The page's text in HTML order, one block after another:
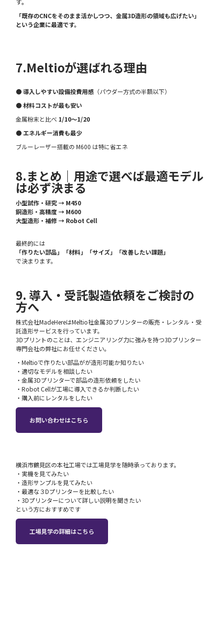
「既存のCNCをそのまま活かしつつ、金属3D造形の領域も広げたい」
という企業に最適です。
7.Meltioが選ばれる理由
● 導入しやすい設備投費用感 （パウダー方式の半額以下）
●材料コストが最も安い
金属粉末と比べ 1/10〜1/20
● エネルギー消費も最少
ブルーレーザー搭載の M600 は特に省エネ
8.まとめ｜用途で選べば最適モデル
は必ず決まる
小型試作・研究 → M450
銅造形・高精度 → M600
大型造形・補修 → Robot Cell
最終的には
「作りたい部品」「材料」「サイズ」「改善したい課題」
で決まります。
9. 導入・受託製造依頼をご検討の
方へ
株式会社MadeHereはMeltio社金属3Dプリンターの販売・レンタル・受
託造形サービスを行っています。
3Dプリントのことは、エンジニアリング力に強みを持つ3Dプリンター
専門会社の弊社にお任せください。
・Meltioで作りたい部品がが造形可能か知りたい
・適切なモデルを相談したい
・金属3Dプリンターで部品の造形依頼をしたい
・Robot Cellが工場に導入できるか判断したい
・購入前にレンタルをしたい
お問い合わせはこちら
横浜市鶴見区の本社工場では工場見学を随時承っております。
・‍実機を見てみたい
・造形サンプルを見てみたい
・最適な３Dプリンターを比較したい
・3Dプリンターについて詳しい説明を聞きたい
という方におすすめです
工場見学の詳細はこちら